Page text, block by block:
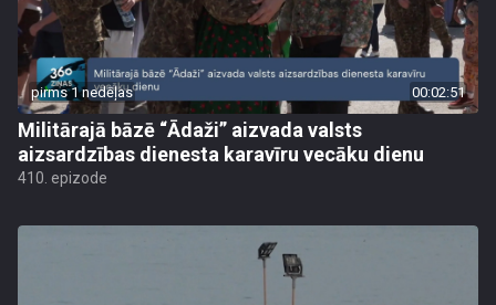
pirms 1 nedēļas 00:02:51
Militārajā bāzē “Ādaži” aizvada valsts
aizsardzības dienesta karavīru vecāku dienu
410. epizode